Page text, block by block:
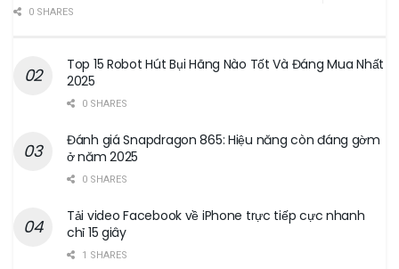
0 SHARES
Top 15 Robot Hút Bụi Hãng Nào Tốt Và Đáng Mua Nhất
2025
0 SHARES
Đánh giá Snapdragon 865: Hiệu năng còn đáng gờm
ở năm 2025
0 SHARES
Tải video Facebook về iPhone trực tiếp cực nhanh
chỉ 15 giây
1 SHARES